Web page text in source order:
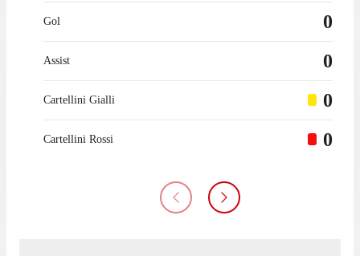
Gol 0
Assist 0
Cartellini Gialli 0
Cartellini Rossi 0